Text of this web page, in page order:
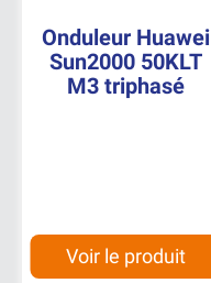
Onduleur Huawei
Sun2000 50KLT
M3 triphasé
Voir le produit